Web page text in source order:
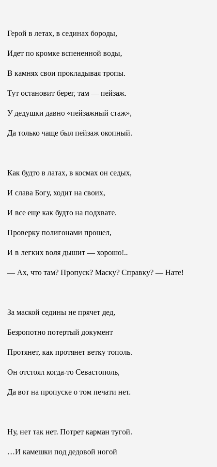
Герой в летах, в сединах бороды,
Идет по кромке вспененной воды,
В камнях свои прокладывая тропы.
Тут остановит берег, там — пейзаж.
У дедушки давно «пейзажный стаж»,
Да только чаще был пейзаж окопный.
Как будто в латах, в космах он седых,
И слава Богу, ходит на своих,
И все еще как будто на подхвате.
Проверку полигонами прошел,
И в легких воля дышит — хорошо!..
— Ах, что там? Пропуск? Маску? Справку? — Нате!
За маской седины не прячет дед,
Безропотно потертый документ
Протянет, как протянет ветку тополь.
Он отстоял когда-то Севастополь,
Да вот на пропуске о том печати нет.
Ну, нет так нет. Потрет карман тугой.
…И камешки под дедовой ногой